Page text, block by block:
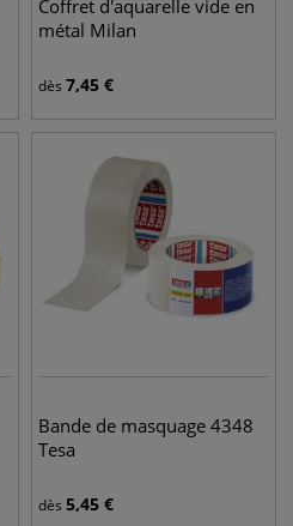
Coffret d'aquarelle vide en
métal Milan
dès 7,45 €
Bande de masquage 4348
Tesa
dès 5,45 €